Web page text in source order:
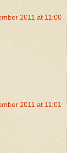
2011 at 11:00
2011 at 11:01